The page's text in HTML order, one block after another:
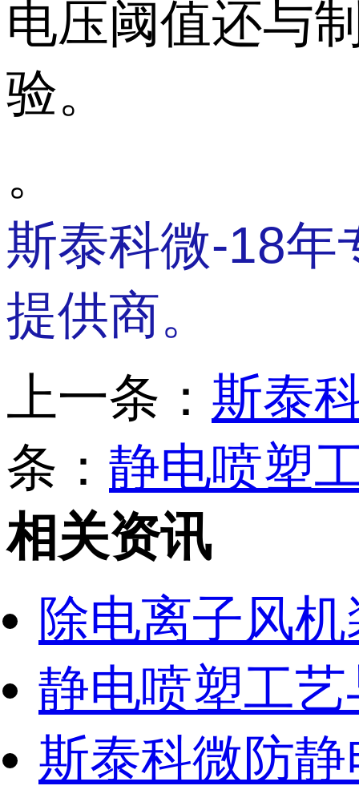
电压阈值还与
验。
。
斯泰科微-18
提供商。
上一条： 斯泰
条： 静电喷塑
相关资讯
除电离子风
静电喷塑工
斯泰科微防